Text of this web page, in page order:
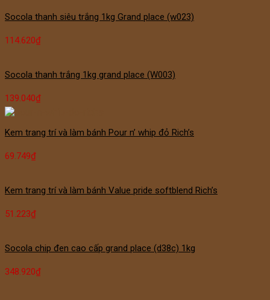
Socola thanh siêu trắng 1kg Grand place (w023)
114.620₫
Socola thanh trắng 1kg grand place (W003)
139.040₫
Kem trang trí và làm bánh Pour n’ whip đỏ Rich’s
69.749₫
Kem trang trí và làm bánh Value pride softblend Rich’s
51.223₫
Socola chip đen cao cấp grand place (d38c) 1kg
348.920₫